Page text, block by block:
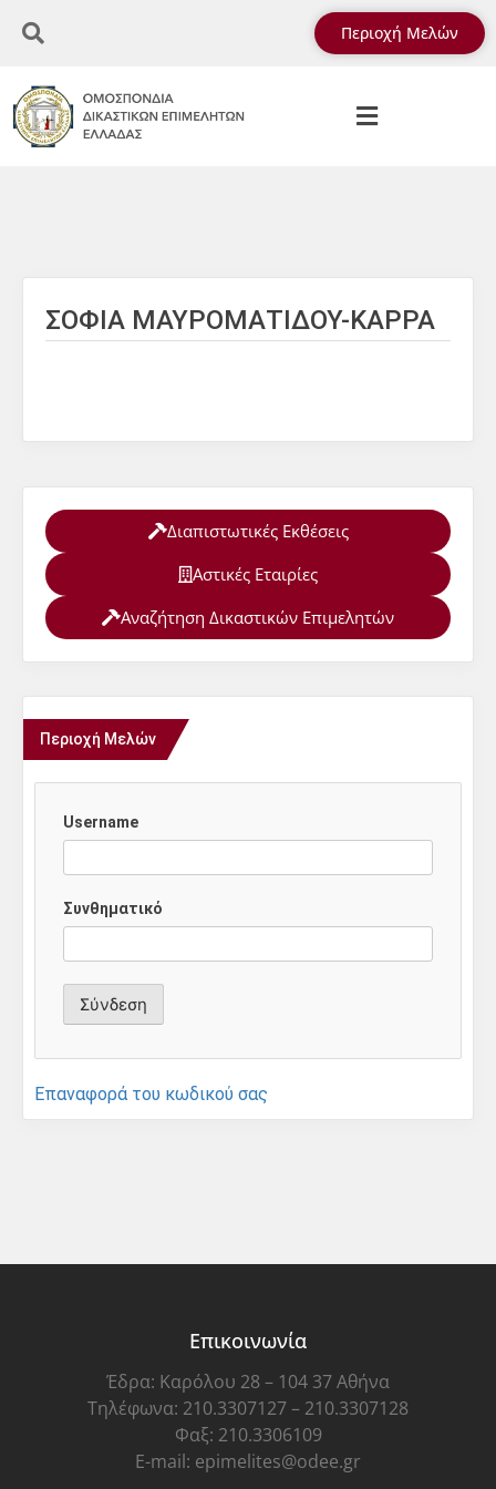
Περιοχή Μελών
ΣΟΦΙΑ ΜΑΥΡΟΜΑΤΙΔΟΥ-ΚΑΡΡΑ
Διαπιστωτικές Εκθέσεις
Αστικές Εταιρίες
Αναζήτηση Δικαστικών Επιμελητών
Περιοχή Μελών
Username
Συνθηματικό
Επαναφορά του κωδικού σας
Επικοινωνία
Έδρα: Καρόλου 28 – 104 37 Αθήνα
Τηλέφωνα: 210.3307127 – 210.3307128
Φαξ: 210.3306109
E-mail: epimelites@odee.gr